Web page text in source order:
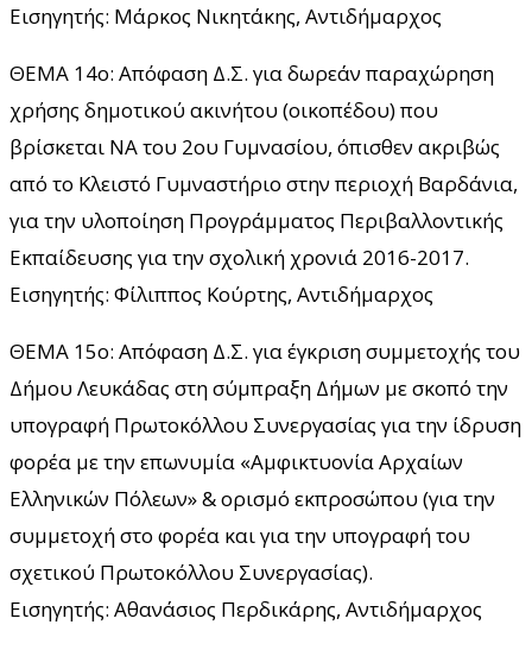
Εισηγητής: Μάρκος Νικητάκης, Αντιδήμαρχος
ΘΕΜΑ 14ο: Απόφαση Δ.Σ. για δωρεάν παραχώρηση
χρήσης δημοτικού ακινήτου (οικοπέδου) που
βρίσκεται ΝΑ του 2ου Γυμνασίου, όπισθεν ακριβώς
από το Κλειστό Γυμναστήριο στην περιοχή Βαρδάνια,
για την υλοποίηση Προγράμματος Περιβαλλοντικής
Εκπαίδευσης για την σχολική χρονιά 2016-2017.
Εισηγητής: Φίλιππος Κούρτης, Αντιδήμαρχος
ΘΕΜΑ 15ο: Απόφαση Δ.Σ. για έγκριση συμμετοχής του
Δήμου Λευκάδας στη σύμπραξη Δήμων με σκοπό την
υπογραφή Πρωτοκόλλου Συνεργασίας για την ίδρυση
φορέα με την επωνυμία «Αμφικτυονία Αρχαίων
Ελληνικών Πόλεων» & ορισμό εκπροσώπου (για την
συμμετοχή στο φορέα και για την υπογραφή του
σχετικού Πρωτοκόλλου Συνεργασίας).
Εισηγητής: Aθανάσιος Περδικάρης, Αντιδήμαρχος